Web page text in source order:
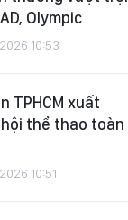
Olympic
10:53
TPHCM xuất
thể thao toàn
10:51